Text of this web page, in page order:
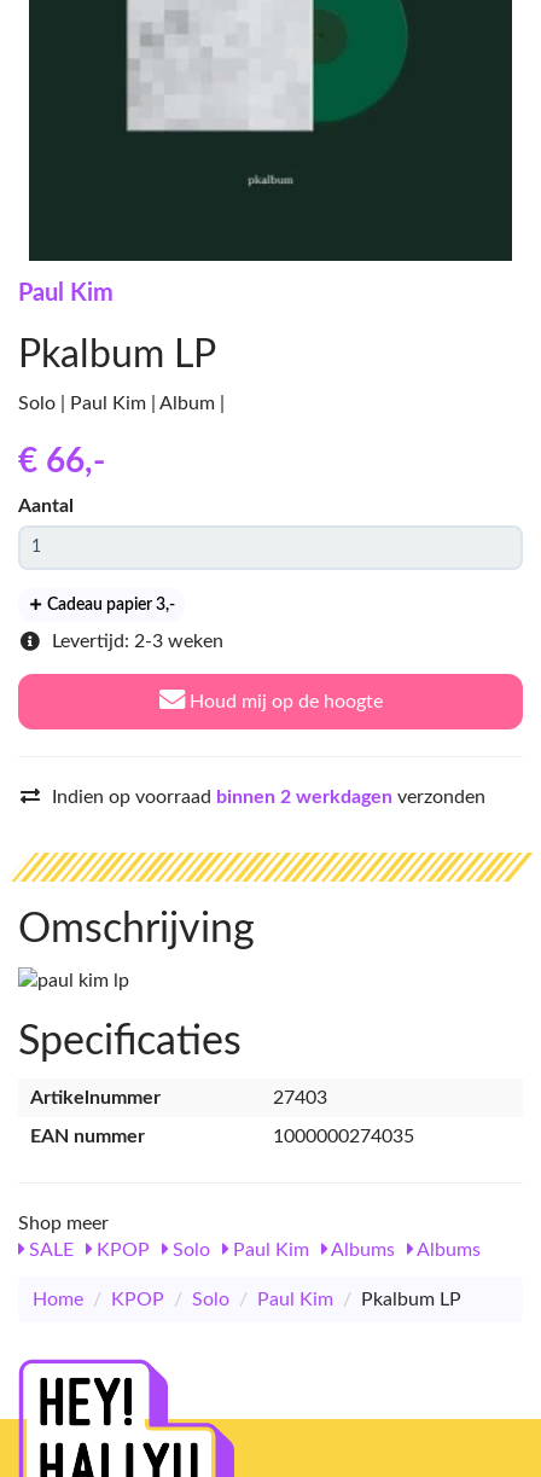
Paul Kim
Pkalbum LP
Solo | Paul Kim | Album |
€ 66,-
Aantal
Cadeau papier 3,-
Levertijd: 2-3 weken
Houd mij op de hoogte
Indien op voorraad binnen 2 werkdagen verzonden
Omschrijving
Specificaties
Artikelnummer
27403
EAN nummer
1000000274035
Shop meer
SALE
KPOP Solo Paul Kim Albums Albums
Home / KPOP / Solo / Paul Kim / Pkalbum LP